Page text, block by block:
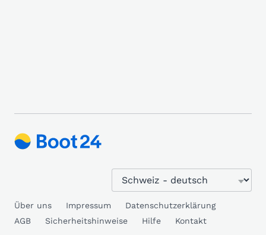
Über uns Impressum
Datenschutzerklärung
AGB
Sicherheitshinweise Hilfe Kontakt